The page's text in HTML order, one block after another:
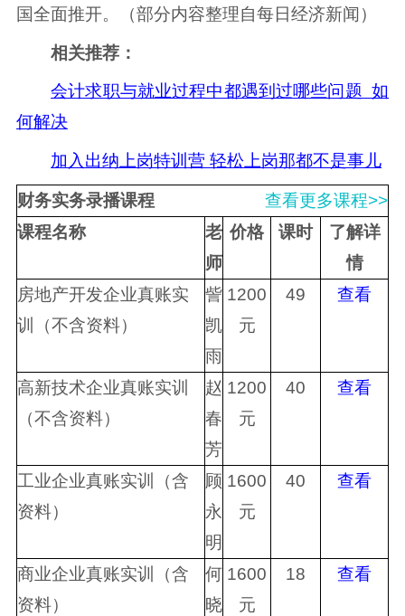
国全面推开。（部分内容整理自每日经济新闻）
相关推荐：
会计求职与就业过程中都遇到过哪些问题 如
何解决
加入出纳上岗特训营 轻松上岗那都不是事儿
财务实务录播课程
查看更多课程>>
课程名称
老
师
价格 课时
了解详
情
房地产开发企业真账实
训（不含资料）
訾
凯
雨
1200
元
49 查看
高新技术企业真账实训
（不含资料）
赵
春
芳
1200
元
40 查看
工业企业真账实训（含
资料）
顾
永
明
1600
元
40 查看
商业企业真账实训（含
资料）
何
晓
1600
元
18 查看